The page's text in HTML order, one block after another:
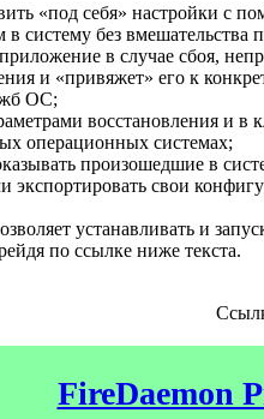
«под себя» настройки с
систему без вмешательства
в случае сбоя,
и «привяжет» его к
ОС;
восстановления и
операционных системах;
произошедшие в
экспортировать свои
устанавливать и
по ссылке ниже текста.
FireDaemon